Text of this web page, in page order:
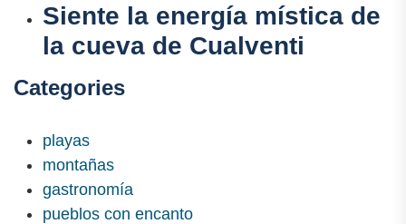
Siente la energía mística de
la cueva de Cualventi
Categories
playas
montañas
gastronomía
pueblos con encanto